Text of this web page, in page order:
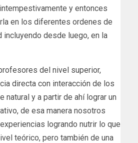
y entonces
en los diferentes ordenes de
incluyendo desde luego, en la
del nivel superior,
directa con interacción de los
natural y a partir de ahí lograr un
de esa manera nosotros
logrando nutrir lo que
teórico, pero también de una